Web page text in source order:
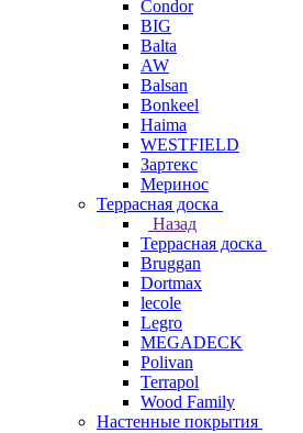
Condor
BIG
Balta
AW
Balsan
Bonkeel
Haima
WESTFIELD
Зартекс
Меринос
Террасная доска
Назад
Террасная доска
Bruggan
Dortmax
lecole
Legro
MEGADECK
Polivan
Terrapol
Wood Family
Настенные покрытия